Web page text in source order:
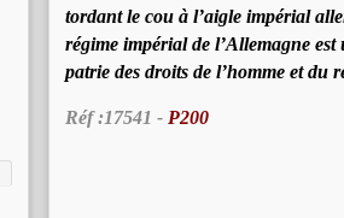
tordant le cou à l’aigle impérial
régime impérial de l’Allemagne
patrie des droits de l’homme et du
Réf :17541 - P200